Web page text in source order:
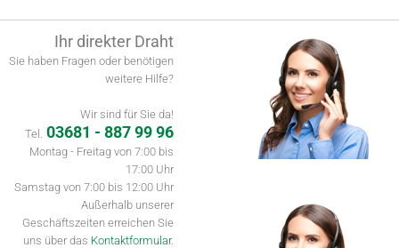
Ihr direkter Draht
Sie haben Fragen oder benötigen
weitere Hilfe?
Wir sind für Sie da!
Tel. 03681 - 887 99 96
Montag - Freitag von 7:00 bis
17:00 Uhr
Samstag von 7:00 bis 12:00 Uhr
Außerhalb unserer
Geschäftszeiten erreichen Sie
uns über das Kontaktformular.